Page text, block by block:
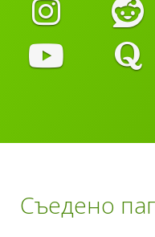
Съедено паг